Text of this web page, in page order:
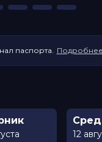
паспорта. Подробнее
12